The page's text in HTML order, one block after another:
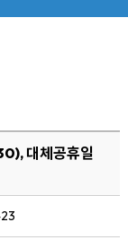
대체공휴일